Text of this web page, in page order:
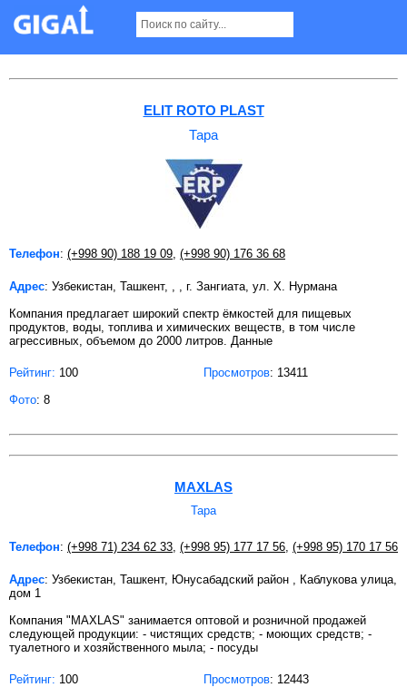
Тара в Ташкенте Страница 2
ELIT ROTO PLAST
Тара
Телефон: (+998 90) 188 19 09 (+998 90) 176 36 68
Адрес: Узбекистан, Ташкент, , , г. Зангиата, ул. Х. Нурмана
Компания предлагает широкий спектр ёмкостей для пищевых
продуктов, воды, топлива и химических веществ, в том числе
агрессивных, объемом до 2000 литров. Данные
Рейтинг: 100 Просмотров: 13411
Фото: 8
MAXLAS
Тара
Телефон: (+998 71) 234 62 33, (+998 95) 177 17 56, (+998 95) 170 17 56
Адрес: Узбекистан, Ташкент, Юнусабадский район , Каблукова улица,
дом 1
Компания "MAXLAS" занимается оптовой и розничной продажей
следующей продукции: - чистящих средств; - моющих средств; -
туалетного и хозяйственного мыла; - посуды
Рейтинг: 100 Просмотров: 12443